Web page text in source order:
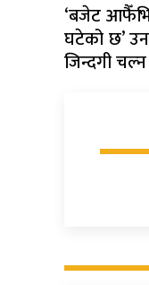
‘बजेट
घटेको छ’
जिन्दगी